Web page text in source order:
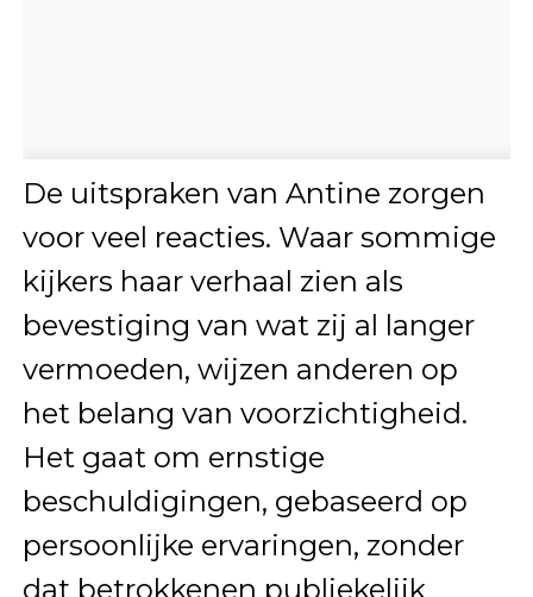
De uitspraken van Antine zorgen
voor veel reacties. Waar sommige
kijkers haar verhaal zien als
bevestiging van wat zij al langer
vermoeden, wijzen anderen op
het belang van voorzichtigheid.
Het gaat om ernstige
beschuldigingen, gebaseerd op
persoonlijke ervaringen, zonder
dat betrokkenen publiekelijk